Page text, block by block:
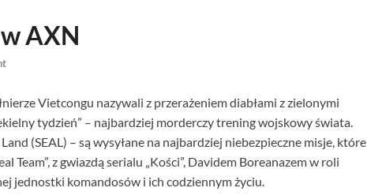
AXN
Vietcongu nazywali z przerażeniem diabłami z zielonymi
tydzień” – najbardziej morderczy trening wojskowy świata.
(SEAL) – są wysyłane na najbardziej niebezpieczne misje, które
Team”, z gwiazdą serialu „Kości”, Davidem Boreanazem w roli
jednostki komandosów i ich codziennym życiu.